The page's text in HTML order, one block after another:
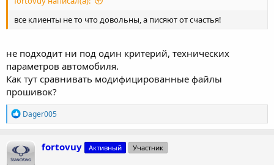
все клиенты не то что довольны, а писяют от счастья!
не подходит ни под один критерий, технических
параметров автомобиля.
Как тут сравнивать модифицированные файлы
прошивок?
Р
е
а
к
ц
и
Dager005
fortovuy Активный Участник